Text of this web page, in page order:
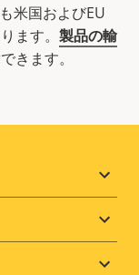
米国およびEU
ます。 製品の輸
きます。